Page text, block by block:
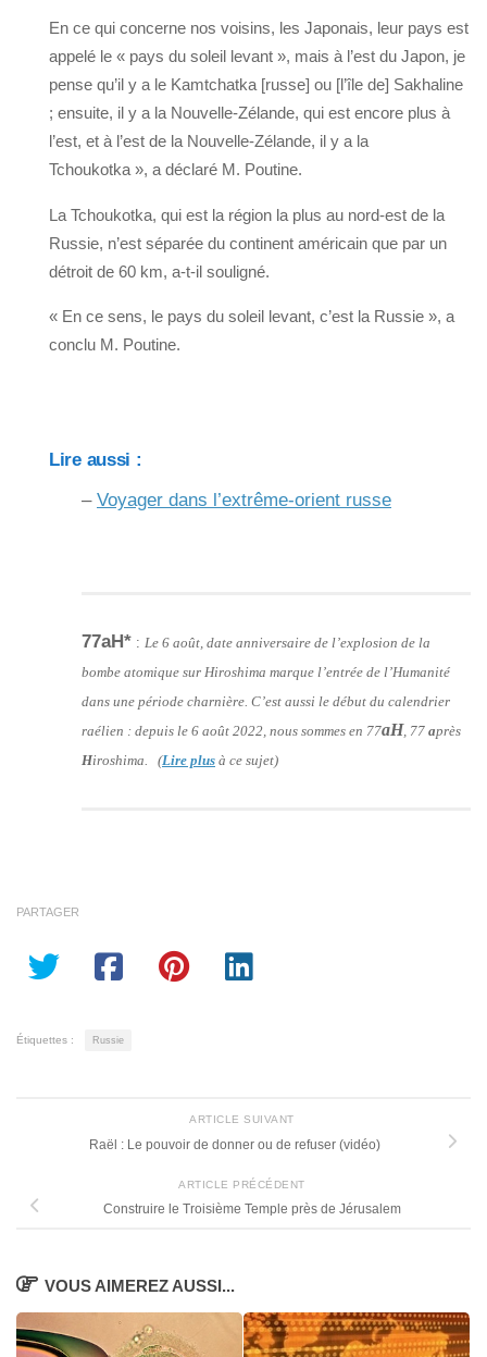
En ce qui concerne nos voisins, les Japonais, leur pays est
appelé le « pays du soleil levant », mais à l’est du Japon, je
pense qu’il y a le Kamtchatka [russe] ou [l’île de] Sakhaline
; ensuite, il y a la Nouvelle-Zélande, qui est encore plus à
l’est, et à l’est de la Nouvelle-Zélande, il y a la
Tchoukotka », a déclaré M. Poutine.
La Tchoukotka, qui est la région la plus au nord-est de la
Russie, n’est séparée du continent américain que par un
détroit de 60 km, a-t-il souligné.
« En ce sens, le pays du soleil levant, c’est la Russie », a
conclu M. Poutine.
Lire aussi :
– Voyager dans l’extrême-orient russe
77aH* : Le 6 août, date anniversaire de l’explosion de la
bombe atomique sur Hiroshima marque l’entrée de l’Humanité
dans une période charnière. C’est aussi le début du calendrier
raélien : depuis le 6 août 2022, nous sommes en 77aH, 77 après
Hiroshima. (Lire plus à ce sujet)
PARTAGER
Étiquettes : Russie
ARTICLE SUIVANT
Raël : Le pouvoir de donner ou de refuser (vidéo)
ARTICLE PRÉCÉDENT
Construire le Troisième Temple près de Jérusalem
VOUS AIMEREZ AUSSI...